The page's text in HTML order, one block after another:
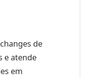
de
e atende
em